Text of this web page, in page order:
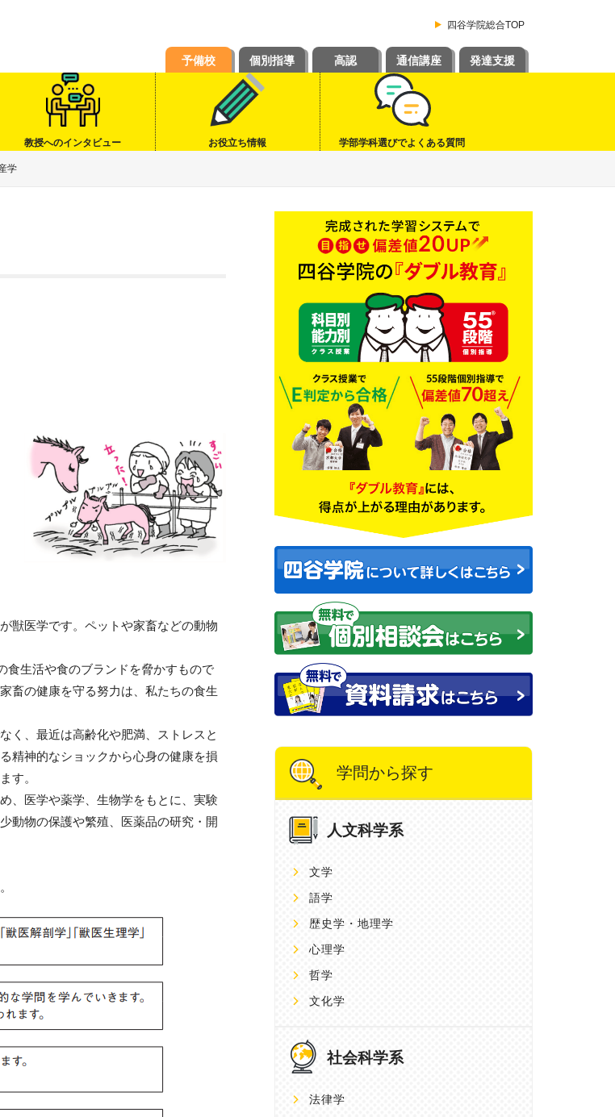
四谷学院総合TOP
予備校 個別指導 高認 通信講座 発達支援
教授へのインタビュー お役立ち情報 学部学科選びでよくある質問
学
獣医学です。ペットや家畜などの動物
食生活や食のブランドを脅かすもので
畜の健康を守る努力は、私たちの食生
く、最近は高齢化や肥満、ストレスと
精神的なショックから心身の健康を損
す。
、医学や薬学、生物学をもとに、実験
動物の保護や繁殖、医薬品の研究・開
学問から探す
人文科学系
文学
語学
歴史学・地理学
心理学
哲学
文化学
社会科学系
法律学